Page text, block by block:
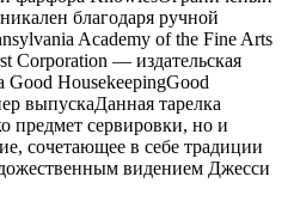
благодаря ручной
Academy of the Fine Arts
Corporation — издательская
Good HousekeepingGood
выпускаДанная тарелка
предмет сервировки, но и
сочетающее в себе традиции
видением Джесси